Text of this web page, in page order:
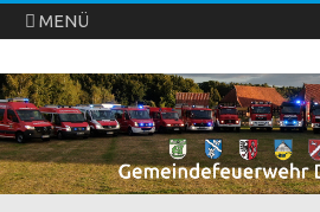
MENÜ
Freiwillige
Direkt
zum
Inhalt